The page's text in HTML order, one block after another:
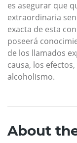
es asegurar que
extraordinaria
exacta de esta
poseerá
de los llamados
causa, los
alcoholismo.
About